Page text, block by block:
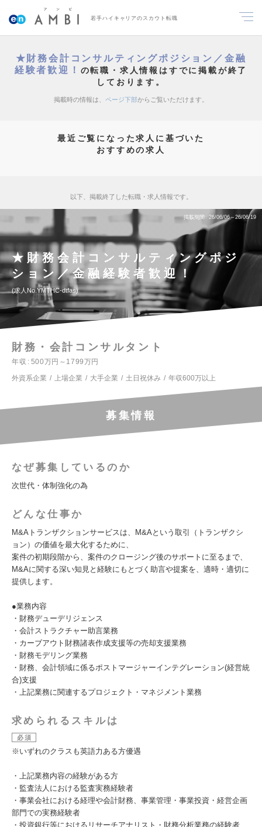
若手ハイキャリアのスカウト転職
★財務会計コンサルティングポジション／金融
経験者歓迎！ の転職・求人情報はすでに掲載が終了
しております。
掲載時の情報は、 ページ下部からご覧いただけます。
最近ご覧になった求人に基づいた
おすすめの求人
以下、掲載終了した転職・求人情報です。
掲載期間 26/06/06～26/06/19
★財務会計コンサルティングポジ
ション／金融経験者歓迎！
求人No.YMTHC-dtfas
財務・会計コンサルタント
年収
500万円～1799万円
外資系企業
上場企業 大手企業 土日祝休み 年収600万以上
募集情報
なぜ募集しているのか
次世代・体制強化の為
どんな仕事か
M&Aトランザクションサービスは、M&Aという取引（トランザクシ
ョン）の価値を最大化するために、
案件の初期段階から、案件のクロージング後のサポートに至るまで、
M&Aに関する深い知見と経験にもとづく助言や提案を、適時・適切に
提供します。
●業務内容
・財務デューデリジェンス
・会計ストラクチャー助言業務
・カーブアウト財務諸表作成支援等の売却支援業務
・財務モデリング業務
・財務、会計領域に係るポストマージャーインテグレーション(経営統
合)支援
・上記業務に関連するプロジェクト・マネジメント業務
求められるスキルは
必須
※いずれのクラスも英語力ある方優遇
・上記業務内容の経験がある方
・監査法人における監査実務経験者
・事業会社における経理や会計財務、事業管理・事業投資・経営企画
部門での実務経験者
・投資銀行等におけるリサーチアナリスト・財務分析業務の経験者